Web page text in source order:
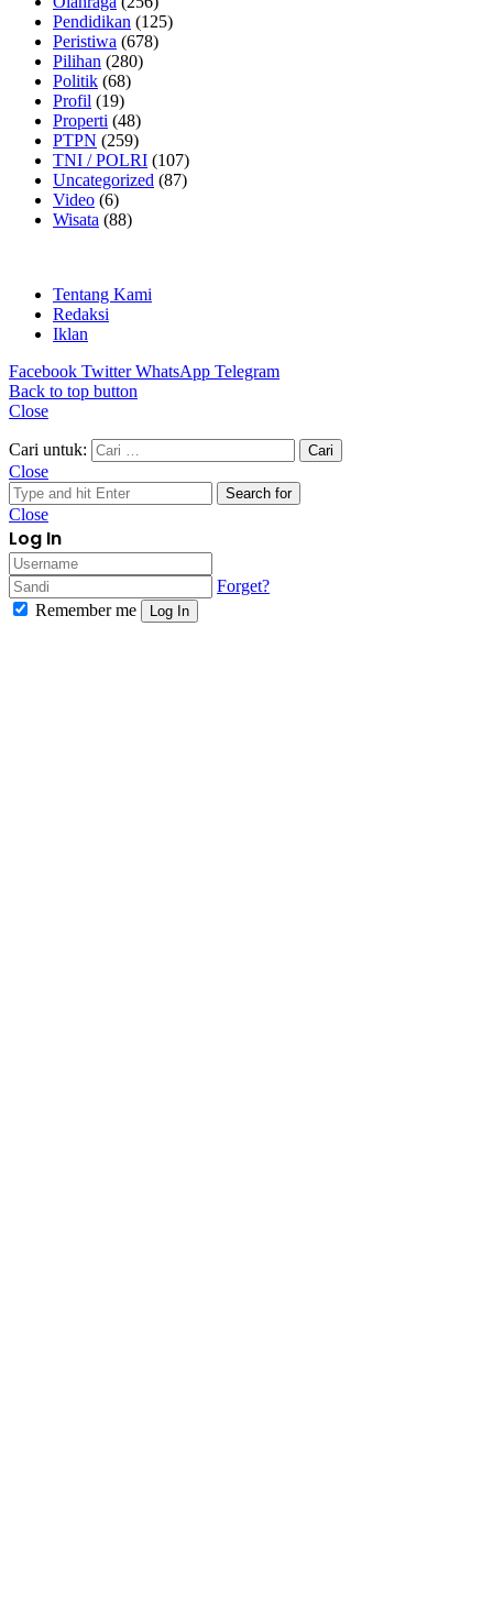
Pendidikan (125)
Peristiwa (678)
Pilihan (280)
Politik (68)
Profil (19)
Properti (48)
PTPN (259)
TNI / POLRI (107)
Uncategorized (87)
Video (6)
Wisata (88)
Tentang Kami
Redaksi
Iklan
Facebook Twitter WhatsApp Telegram
Back to top button
Close
Cari untuk:
Close
Search for
Close
Log In
Forget?
Remember me
Log In